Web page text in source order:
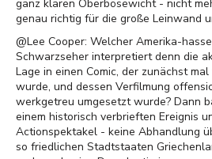
ganz klaren Oberbösewicht - nicht
genau richtig für die große Leinwand
@Lee Cooper: Welcher Amerika-
Schwarzseher interpretiert denn die
Lage in einen Comic, der zunächst
wurde, und dessen Verfilmung
werkgetreu umgesetzt wurde? Dann
einem historisch verbrieften Ereignis
Actionspektakel - keine Abhandlung
so friedlichen Stadtstaaten